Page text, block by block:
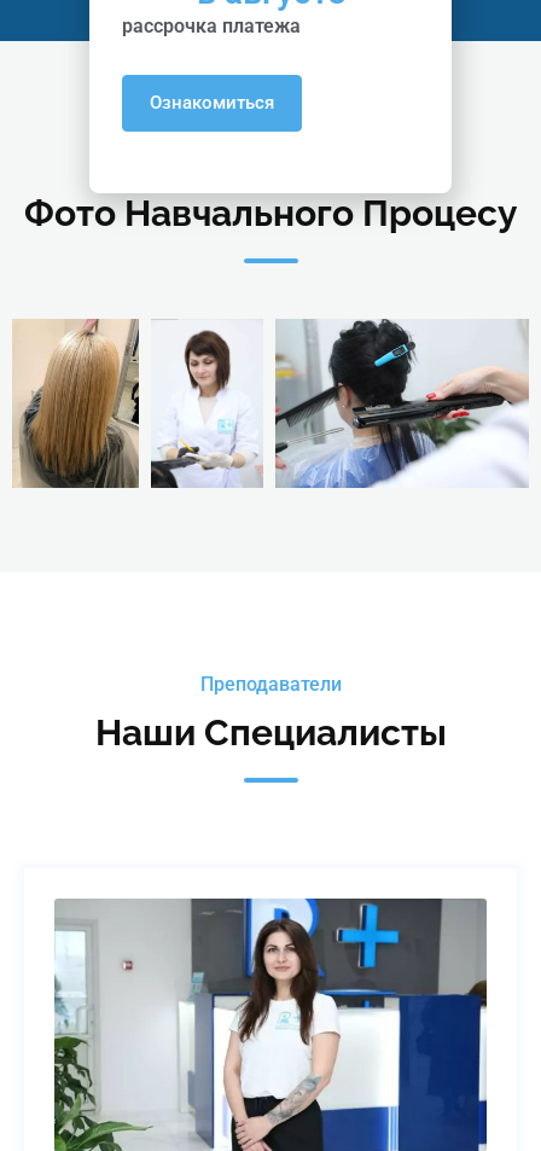
Фото Навчального Процесу
Преподаватели
Наши Специалисты
рассрочка платежа
Ознакомиться